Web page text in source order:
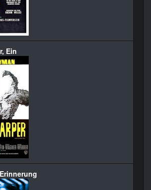
Ein